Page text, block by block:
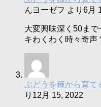
んヨーゼフ より 6月
大変興味深く50ま
キわくわく時々奇
ぶどうを種から育て
り 12月 15, 2022